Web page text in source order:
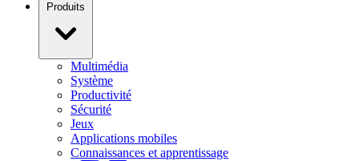
Produits
Multimédia
Système
Productivité
Sécurité
Jeux
Applications mobiles
Connaissances et apprentissage